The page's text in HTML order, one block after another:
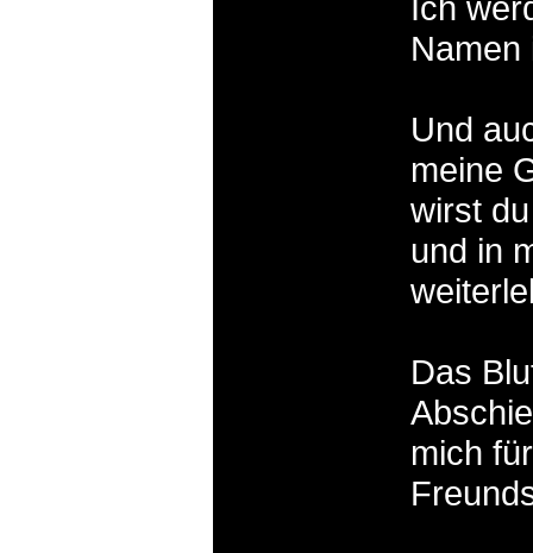
Namen
Und
meine
wirst
und in
Das
mich